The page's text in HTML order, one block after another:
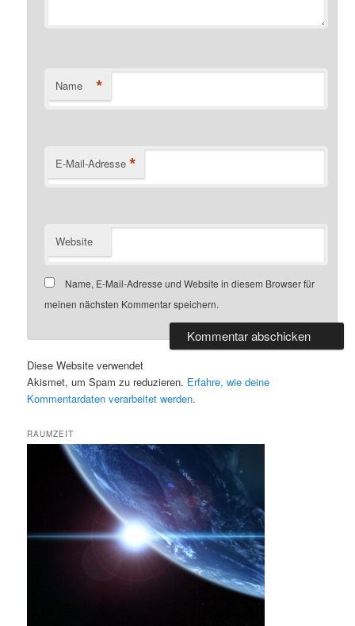
Name *
E-Mail-Adresse *
Website
Name, E-Mail-Adresse und Website in diesem Browser für
meinen nächsten Kommentar speichern.
Diese Website verwendet
Akismet, um Spam zu reduzieren. Erfahre, wie deine
Kommentardaten verarbeitet werden.
RAUMZEIT